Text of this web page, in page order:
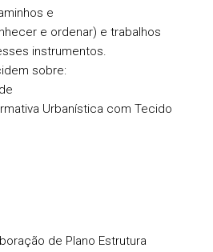
e
e ordenar) e trabalhos
instrumentos.
sobre:
Urbanística com Tecido
de Plano Estrutura